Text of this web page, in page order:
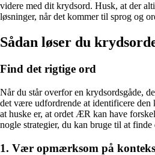
videre med dit krydsord. Husk, at der
løsninger, når det kommer til sprog og
Sådan løser du
Find det rigtige ord
Når du står overfor en krydsordsgåde,
det være udfordrende at identificere
at huske er, at ordet ÆR kan have
nogle strategier, du kan bruge til at
1. Vær opmærksom på